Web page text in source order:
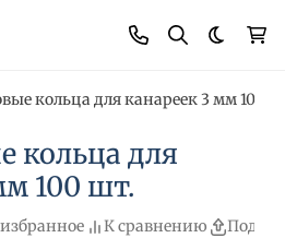
кольца для канареек 3 мм 100
кольца для
100 шт.
К сравнению